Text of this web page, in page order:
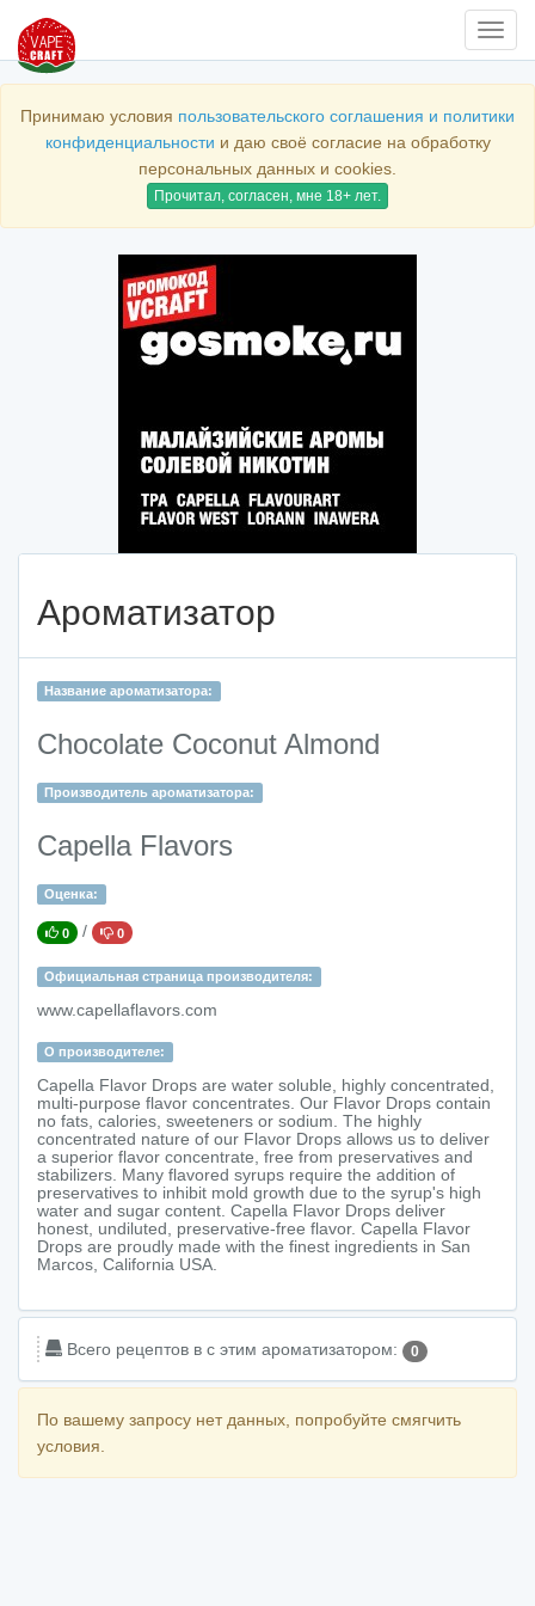
Принимаю условия пользовательского соглашения и политики
конфиденциальности и даю своё согласие на обработку
персональных данных и cookies.
Прочитал, согласен, мне 18+ лет.
Ароматизатор
Название ароматизатора:
Chocolate Coconut Almond
Производитель ароматизатора:
Capella Flavors
Оценка:
0 / 0
Официальная страница производителя:
www.capellaflavors.com
О производителе:
Capella Flavor Drops are water soluble, highly concentrated,
multi-purpose flavor concentrates. Our Flavor Drops contain
no fats, calories, sweeteners or sodium. The highly
concentrated nature of our Flavor Drops allows us to deliver
a superior flavor concentrate, free from preservatives and
stabilizers. Many flavored syrups require the addition of
preservatives to inhibit mold growth due to the syrup's high
water and sugar content. Capella Flavor Drops deliver
honest, undiluted, preservative-free flavor. Capella Flavor
Drops are proudly made with the finest ingredients in San
Marcos, California USA.
Всего рецептов в c этим ароматизатором: 0
По вашему запросу нет данных, попробуйте смягчить
условия.